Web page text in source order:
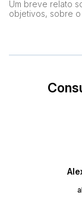
Um breve relato
objetivos, sobre